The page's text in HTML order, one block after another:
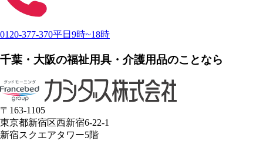
0120-377-370平日9時~18時
千葉・大阪の福祉用具・介護用品のことなら
〒163-1105
東京都新宿区西新宿6-22-1
新宿スクエアタワー5階